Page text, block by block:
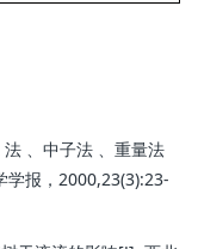
、中子法 、重量法
学报，2000,23(3):23-